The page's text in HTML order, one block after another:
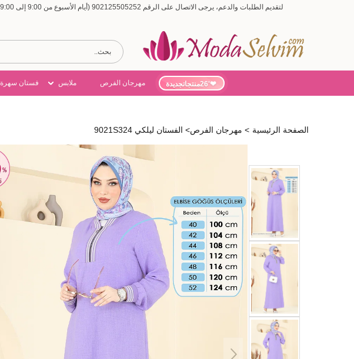
لتقديم الطلبات والدعم، يرجى الاتصال على الرقم 902125505252 (أيام الأسبوع من 9:00 إلى 19:00، أيام السبت من 9:00 إلى 15:00)
'26منتجاتجديدة مهرجان الفرص ملابس فستان سهرة
الصفحة الرئيسية > مهرجان الفرص> الفستان ليلكي 9021S324